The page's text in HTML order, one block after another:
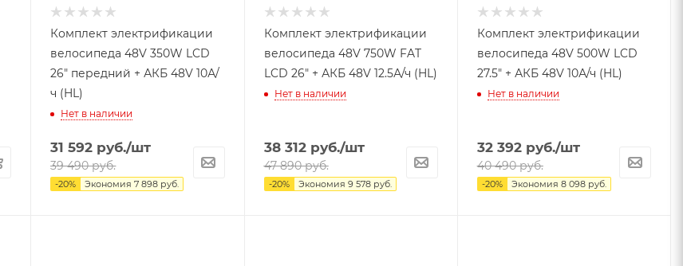
Комплект электрификации
велосипеда 48V 350W LCD
26" передний + АКБ 48V 10А/
ч (HL)
Нет в наличии
31 592 руб./шт
39 490руб.
-20% Экономия 7 898 руб.
Комплект электрификации
велосипеда 48V 750W FAT
LCD 26" + АКБ 48V 12.5А/ч (HL)
Нет в наличии
38 312руб./шт
47 890руб.
-20% Экономия 9 578руб.
Комплект электрификации
велосипеда 48V 500W LCD
27.5" + АКБ 48V 10А/ч (HL)
Нет в наличии
32 392руб./шт
40 490руб.
-20% Экономия 8 098руб.